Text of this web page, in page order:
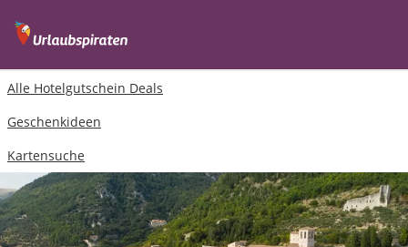
Alle Hotelgutschein Deals
Geschenkideen
Kartensuche